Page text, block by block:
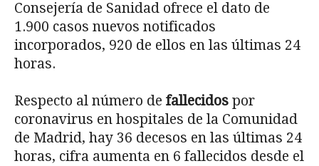
Consejería de Sanidad ofrece el dato de
1.900 casos nuevos notificados
incorporados, 920 de ellos en las últimas 24
horas.
Respecto al número de fallecidos por
coronavirus en hospitales de la Comunidad
de Madrid, hay 36 decesos en las últimas 24
horas, cifra aumenta en 6 fallecidos desde el